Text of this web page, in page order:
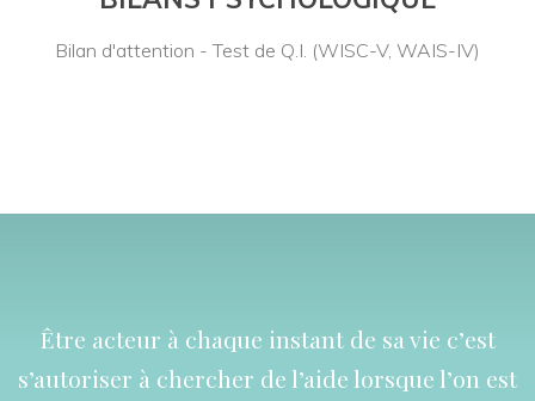
Bilan d'attention - Test de Q.I. (WISC-V, WAIS-IV)
Être acteur à chaque instant de sa vie c’est
s’autoriser à chercher de l’aide lorsque l’on est